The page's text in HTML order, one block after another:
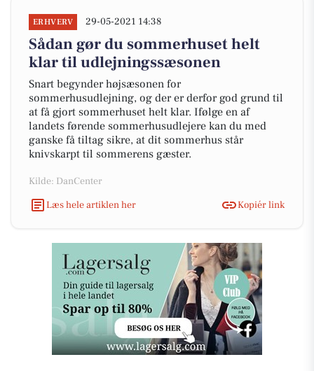
ERHVERV 29-05-2021 14:38
Sådan gør du sommerhuset helt
klar til udlejningssæsonen
Snart begynder højsæsonen for
sommerhusudlejning, og der er derfor god grund til
at få gjort sommerhuset helt klar. Ifølge en af
landets førende sommerhusudlejere kan du med
ganske få tiltag sikre, at dit sommerhus står
knivskarpt til sommerens gæster.
Kilde: DanCenter
Læs hele artiklen her
Kopiér link